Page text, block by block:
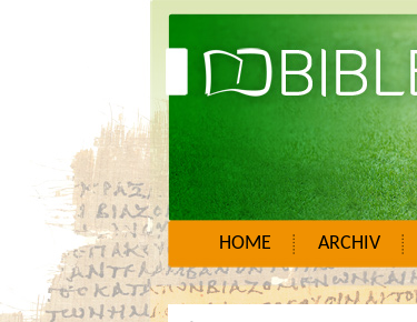
HOME ARCHIV